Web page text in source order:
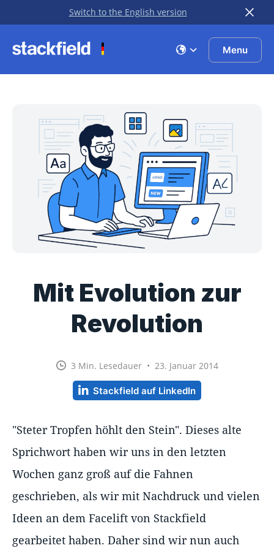
Zu Hauptinhalt springen
Switch to the English version
Menu
Mit Evolution zur
Revolution
3 Min. Lesedauer • 23. Januar 2014
Stackfield auf LinkedIn
"Steter Tropfen höhlt den Stein". Dieses alte
Sprichwort haben wir uns in den letzten
Wochen ganz groß auf die Fahnen
geschrieben, als wir mit Nachdruck und vielen
Ideen an dem Facelift von Stackfield
gearbeitet haben. Daher sind wir nun auch